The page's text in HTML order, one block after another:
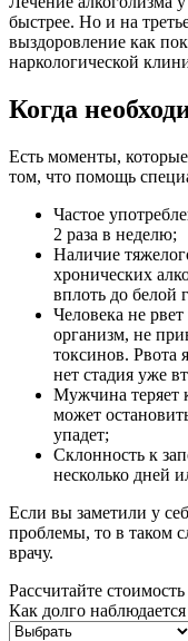
быстрее. Но и на
выздоровление как
наркологической
Когда
Есть моменты,
том, что помощь
Частое
2 раза в неделю;
Наличие
хронических
вплоть до белой
Человека не
организм, не
токсинов. Рвота
нет стадия уже
Мужчина теряет
может
упадет;
Склонность к
несколько дней
Если вы заметили у
проблемы, то в таком
врачу.
Рассчитайте
Как долго